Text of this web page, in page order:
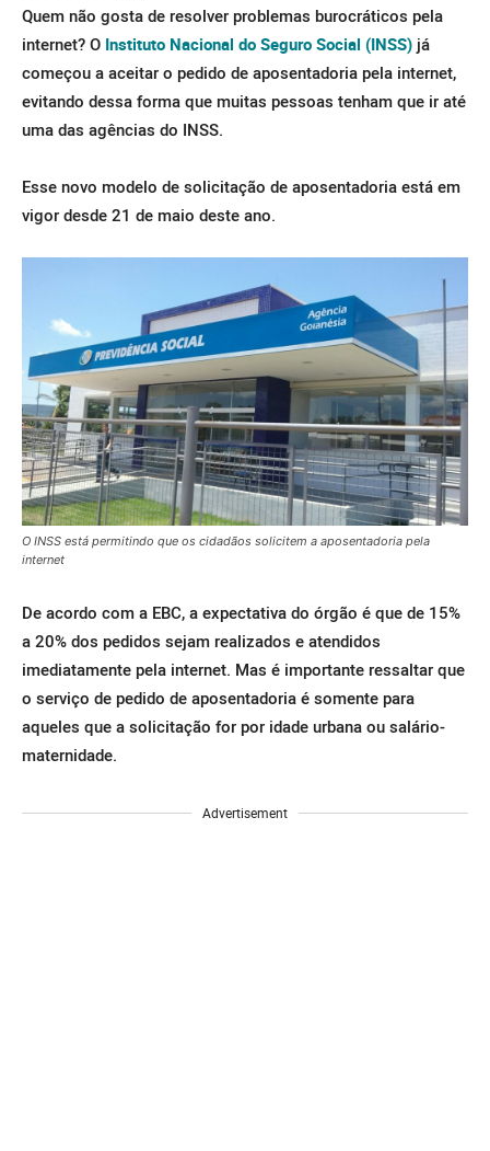
Quem não gosta de resolver problemas burocráticos pela
internet? O Instituto Nacional do Seguro Social (INSS) já
começou a aceitar o pedido de aposentadoria pela internet,
evitando dessa forma que muitas pessoas tenham que ir até
uma das agências do INSS.
Esse novo modelo de solicitação de aposentadoria está em
vigor desde 21 de maio deste ano.
O INSS está permitindo que os cidadãos solicitem a aposentadoria pela
internet
De acordo com a EBC, a expectativa do órgão é que de 15%
a 20% dos pedidos sejam realizados e atendidos
imediatamente pela internet. Mas é importante ressaltar que
o serviço de pedido de aposentadoria é somente para
aqueles que a solicitação for por idade urbana ou salário-
maternidade.
Advertisement